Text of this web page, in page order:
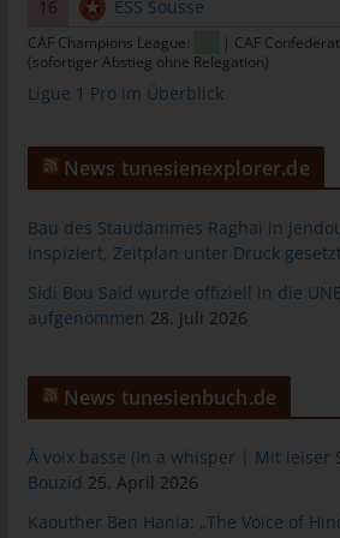
16
ESS Sousse
CAF Champions League: | CAF
(sofortiger Abstieg ohne Relegation)
Ligue 1 Pro im Überblick
News tunesienexplorer.de
Bau des Staudammes Raghai in
inspiziert, Zeitplan unter Druck
Sidi Bou Said wurde offiziell in die
aufgenommen 28. Juli 2026
News tunesienbuch.de
À voix basse (In a whisper | Mit leiser
Bouzid 25. April 2026
Kaouther Ben Hania: „The Voice of
informationstechnologischen Systeme
Internetseite zu gewährleisten sowie (4)
Strafverfolgungsbehörden im Falle eines
Strafverfolgung notwendigen
durch uns daher einerseits statistisch
ausgewertet, den Datenschutz und die
Schutzniveau für die von uns
Daten sicherzustellen. Die anonymen
werden getrennt von allen durch eine
angegebenen personenbezogenen
Registrierung auf unserer
Die betroffene Person hat die
Angabe von personenbezogenen Daten
personenbezogenen Daten dabei an den
Verantwortlichen übermittelt werden,